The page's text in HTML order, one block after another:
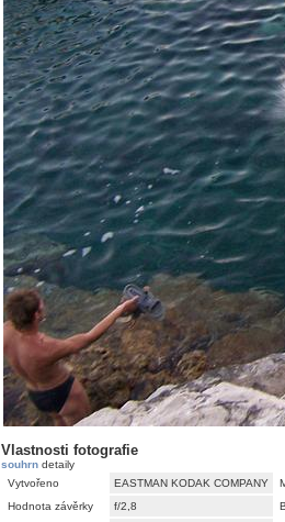
Vlastnosti fotografie
souhrn detaily
Vytvořeno
EASTMAN KODAK COMPANY
Hodnota závěrky
f/2,8